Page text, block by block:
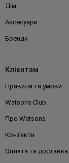
Дім
Аксесуари
Бренди
Клієнтам
Правила та умови
Watsons Club
Про Watsons
Контакти
Оплата та доставка